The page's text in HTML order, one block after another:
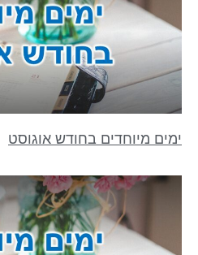
ימים מיוחדים בחודש אוגוסט